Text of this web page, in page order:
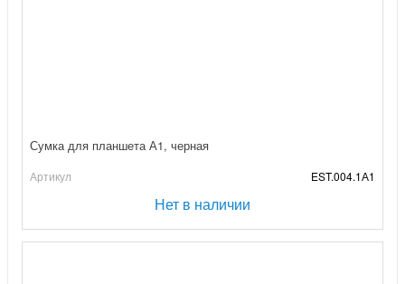
Сумка для планшета А1, черная
Артикул EST.004.1А1
Нет в наличии